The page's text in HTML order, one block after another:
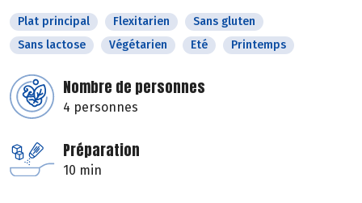
Plat principal Flexitarien
Sans gluten
Sans lactose
Végétarien Eté Printemps
Nombre de personnes
4 personnes
Préparation
10 min